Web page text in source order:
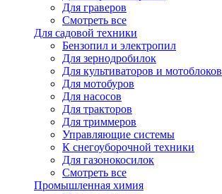
Для граверов
Смотреть все
Для садовой техники
Бензопил и электропил
Для зернодробилок
Для культиваторов и мотоблоков
Для мотобуров
Для насосов
Для тракторов
Для триммеров
Управляющие системы
К снегоуборочной техники
Для газонокосилок
Смотреть все
Промышленная химия